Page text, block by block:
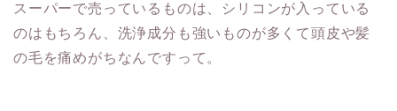
スーパーで売っているものは、シリコンが入っている
のはもちろん、洗浄成分も強いものが多くて頭皮や髪
の毛を痛めがちなんですって。